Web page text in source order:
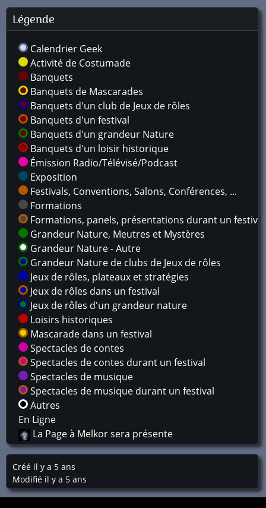
Légende
Calendrier Geek
Activité de Costumade
Banquets
Banquets de Mascarades
Banquets d'un club de Jeux de rôles
Banquets d'un festival
Banquets d'un grandeur Nature
Banquets d'un loisir historique
Émission Radio/Télévisé/Podcast
Exposition
Festivals, Conventions, Salons, Conférences, ...
Formations
Formations, panels, présentations durant un festival
Grandeur Nature, Meutres et Mystères
Grandeur Nature - Autre
Grandeur Nature de clubs de Jeux de rôles
Jeux de rôles, plateaux et stratégies
Jeux de rôles dans un festival
Jeux de rôles d'un grandeur nature
Loisirs historiques
Mascarade dans un festival
Spectacles de contes
Spectacles de contes durant un festival
Spectacles de musique
Spectacles de musique durant un festival
Autres
En Ligne
La Page à Melkor sera présente
Créé il y a 5 ans
Modifié il y a 5 ans